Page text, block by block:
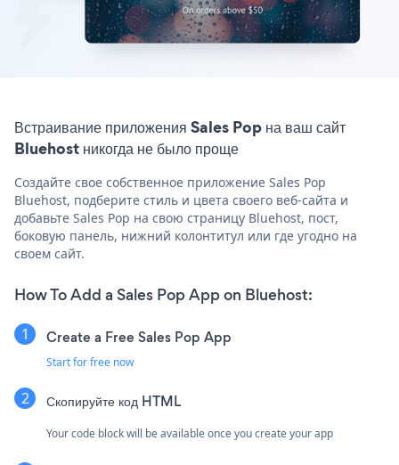
Встраивание приложения Sales Pop на ваш сайт
Bluehost никогда не было проще
Создайте свое собственное приложение Sales Pop
Bluehost, подберите стиль и цвета своего веб-сайта и
добавьте Sales Pop на свою страницу Bluehost, пост,
боковую панель, нижний колонтитул или где угодно на
своем сайт.
How To Add a Sales Pop App on Bluehost:
Create a Free Sales Pop App
Start for free now
Скопируйте код HTML
Your code block will be available once you create your app